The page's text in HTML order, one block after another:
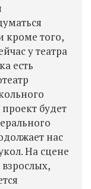
кроме того,
у театра
есть
будет
нас
На сцене
взрослых,